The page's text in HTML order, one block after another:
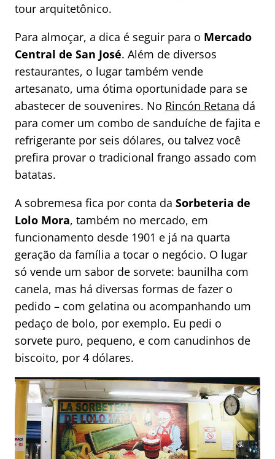
tour arquitetônico.
Para almoçar, a dica é seguir para o Mercado
Central de San José. Além de diversos
restaurantes, o lugar também vende
artesanato, uma ótima oportunidade para se
abastecer de souvenires. No Rincón Retana dá
para comer um combo de sanduíche de fajita e
refrigerante por seis dólares, ou talvez você
prefira provar o tradicional frango assado com
batatas.
A sobremesa fica por conta da Sorbeteria de
Lolo Mora, também no mercado, em
funcionamento desde 1901 e já na quarta
geração da família a tocar o negócio. O lugar
só vende um sabor de sorvete: baunilha com
canela, mas há diversas formas de fazer o
pedido – com gelatina ou acompanhando um
pedaço de bolo, por exemplo. Eu pedi o
sorvete puro, pequeno, e com canudinhos de
biscoito, por 4 dólares.